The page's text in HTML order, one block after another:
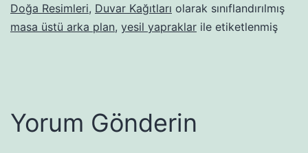
Doğa Resimleri, Duvar Kağıtları olarak sınıflandırılmış
masa üstü arka plan, yesil yapraklar ile etiketlenmiş
Yorum Gönderin